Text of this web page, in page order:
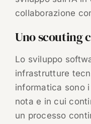
collaborazione
Uno scouting
Lo sviluppo
infrastrutture
informatica sono
nota e in cui
un processo